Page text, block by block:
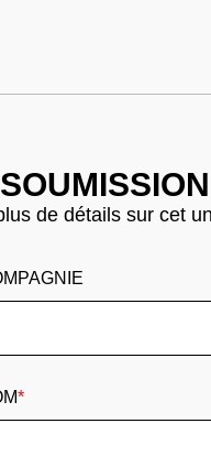
de détails sur cet
*